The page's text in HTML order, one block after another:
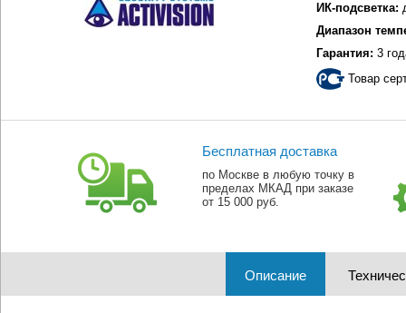
ИК-подсветка:
Диапазон
Гарантия: 3
Товар
Бесплатная доставка
по Москве в любую точку в
пределах МКАД при заказе
от 15 000 руб.
Описание